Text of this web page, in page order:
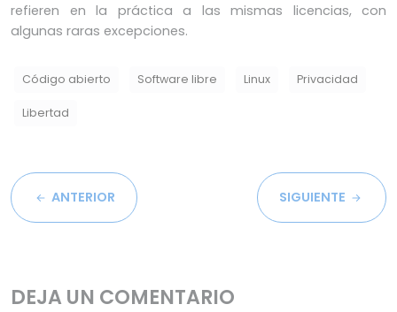
refieren en la práctica a las mismas licencias, con
algunas raras excepciones.
Código abierto Software libre Linux Privacidad
Libertad
ANTERIOR SIGUIENTE
DEJA UN COMENTARIO